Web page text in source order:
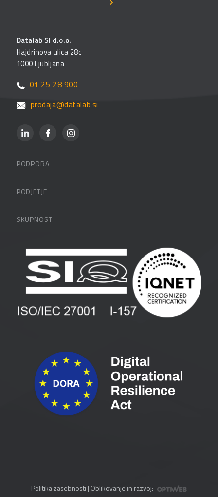
Datalab SI d.o.o.
Hajdrihova ulica 28c
1000 Ljubljana
01 25 28 900
prodaja@datalab.si
PODPORA
FAQ – pogosta vprašanja
PODJETJE
Zaposlitev
Vlagatelji
Pogoji in pogodbe
SKUPNOST
Blog
Spletni seminarji
Politika zasebnosti | Oblikovanje in razvoj: